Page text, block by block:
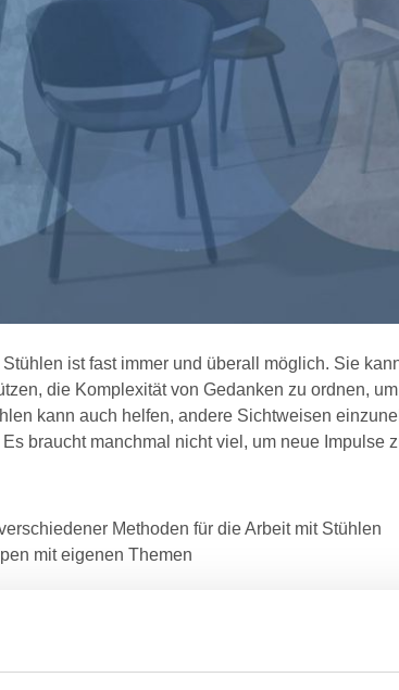
Stühlen ist fast immer und überall möglich. Sie
die Komplexität von Gedanken zu ordnen,
kann auch helfen, andere Sichtweisen
braucht manchmal nicht viel, um neue Impulse
Methoden für die Arbeit mit Stühlen
mit eigenen Themen